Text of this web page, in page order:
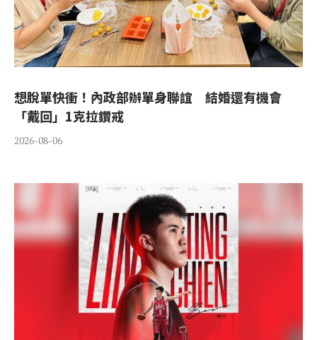
想脫單快衝！內政部辦單身聯誼 結婚還有機會
「戴回」1克拉鑽戒
2026-08-06